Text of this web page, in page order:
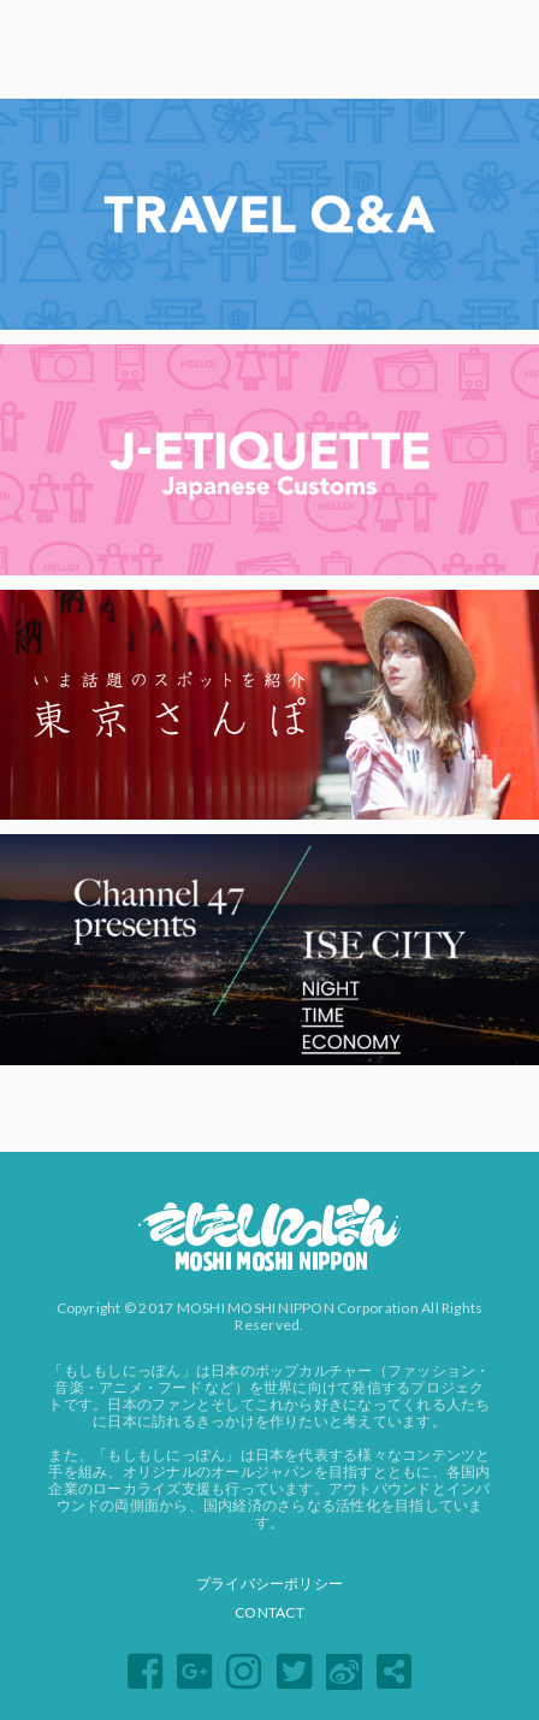
Copyright © 2017 MOSHI MOSHI NIPPON Corporation All Rights
Reserved.
「もしもしにっぽん」は日本のポップカルチャー（ファッション・
音楽・アニメ・フード など）を世界に向けて発信するプロジェク
トです。日本のファンとそしてこれから好きになってくれる人たち
に日本に訪れるきっかけを作りたいと考えています。
また、「もしもしにっぽん」は日本を代表する様々なコンテンツと
手を組み、オリジナルのオールジャパンを目指すとともに、各国内
企業のローカライズ支援も行っています。アウトバウンドとインバ
ウンドの両側面から、国内経済のさらなる活性化を目指していま
す。
プライバシーポリシー
CONTACT